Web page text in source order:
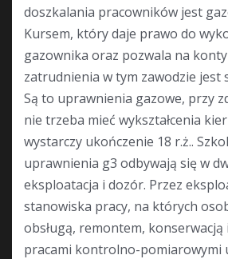
doszkalania pracowników jest
Kursem, który daje prawo do
gazownika oraz pozwala na
zatrudnienia w tym zawodzie jest
Są to uprawnienia gazowe, przy
nie trzeba mieć wykształcenia
wystarczy ukończenie 18 r.ż..
uprawnienia g3 odbywają się w
eksploatacja i dozór. Przez
stanowiska pracy, na których
obsługą, remontem,
pracami kontrolno-pomiarowymi